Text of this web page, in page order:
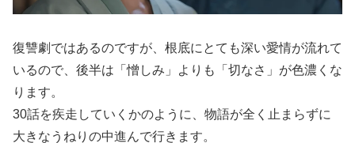
復讐劇ではあるのですが、根底にとても深い愛情が流れて
いるので、後半は「憎しみ」よりも「切なさ」が色濃くな
ります。
30話を疾走していくかのように、物語が全く止まらずに
大きなうねりの中進んで行きます。